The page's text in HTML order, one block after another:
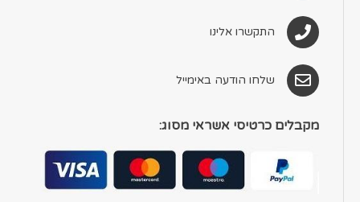
התקשרו אלינו
שלחו הודעה באימייל
מקבלים כרטיסי אשראי מסוג: